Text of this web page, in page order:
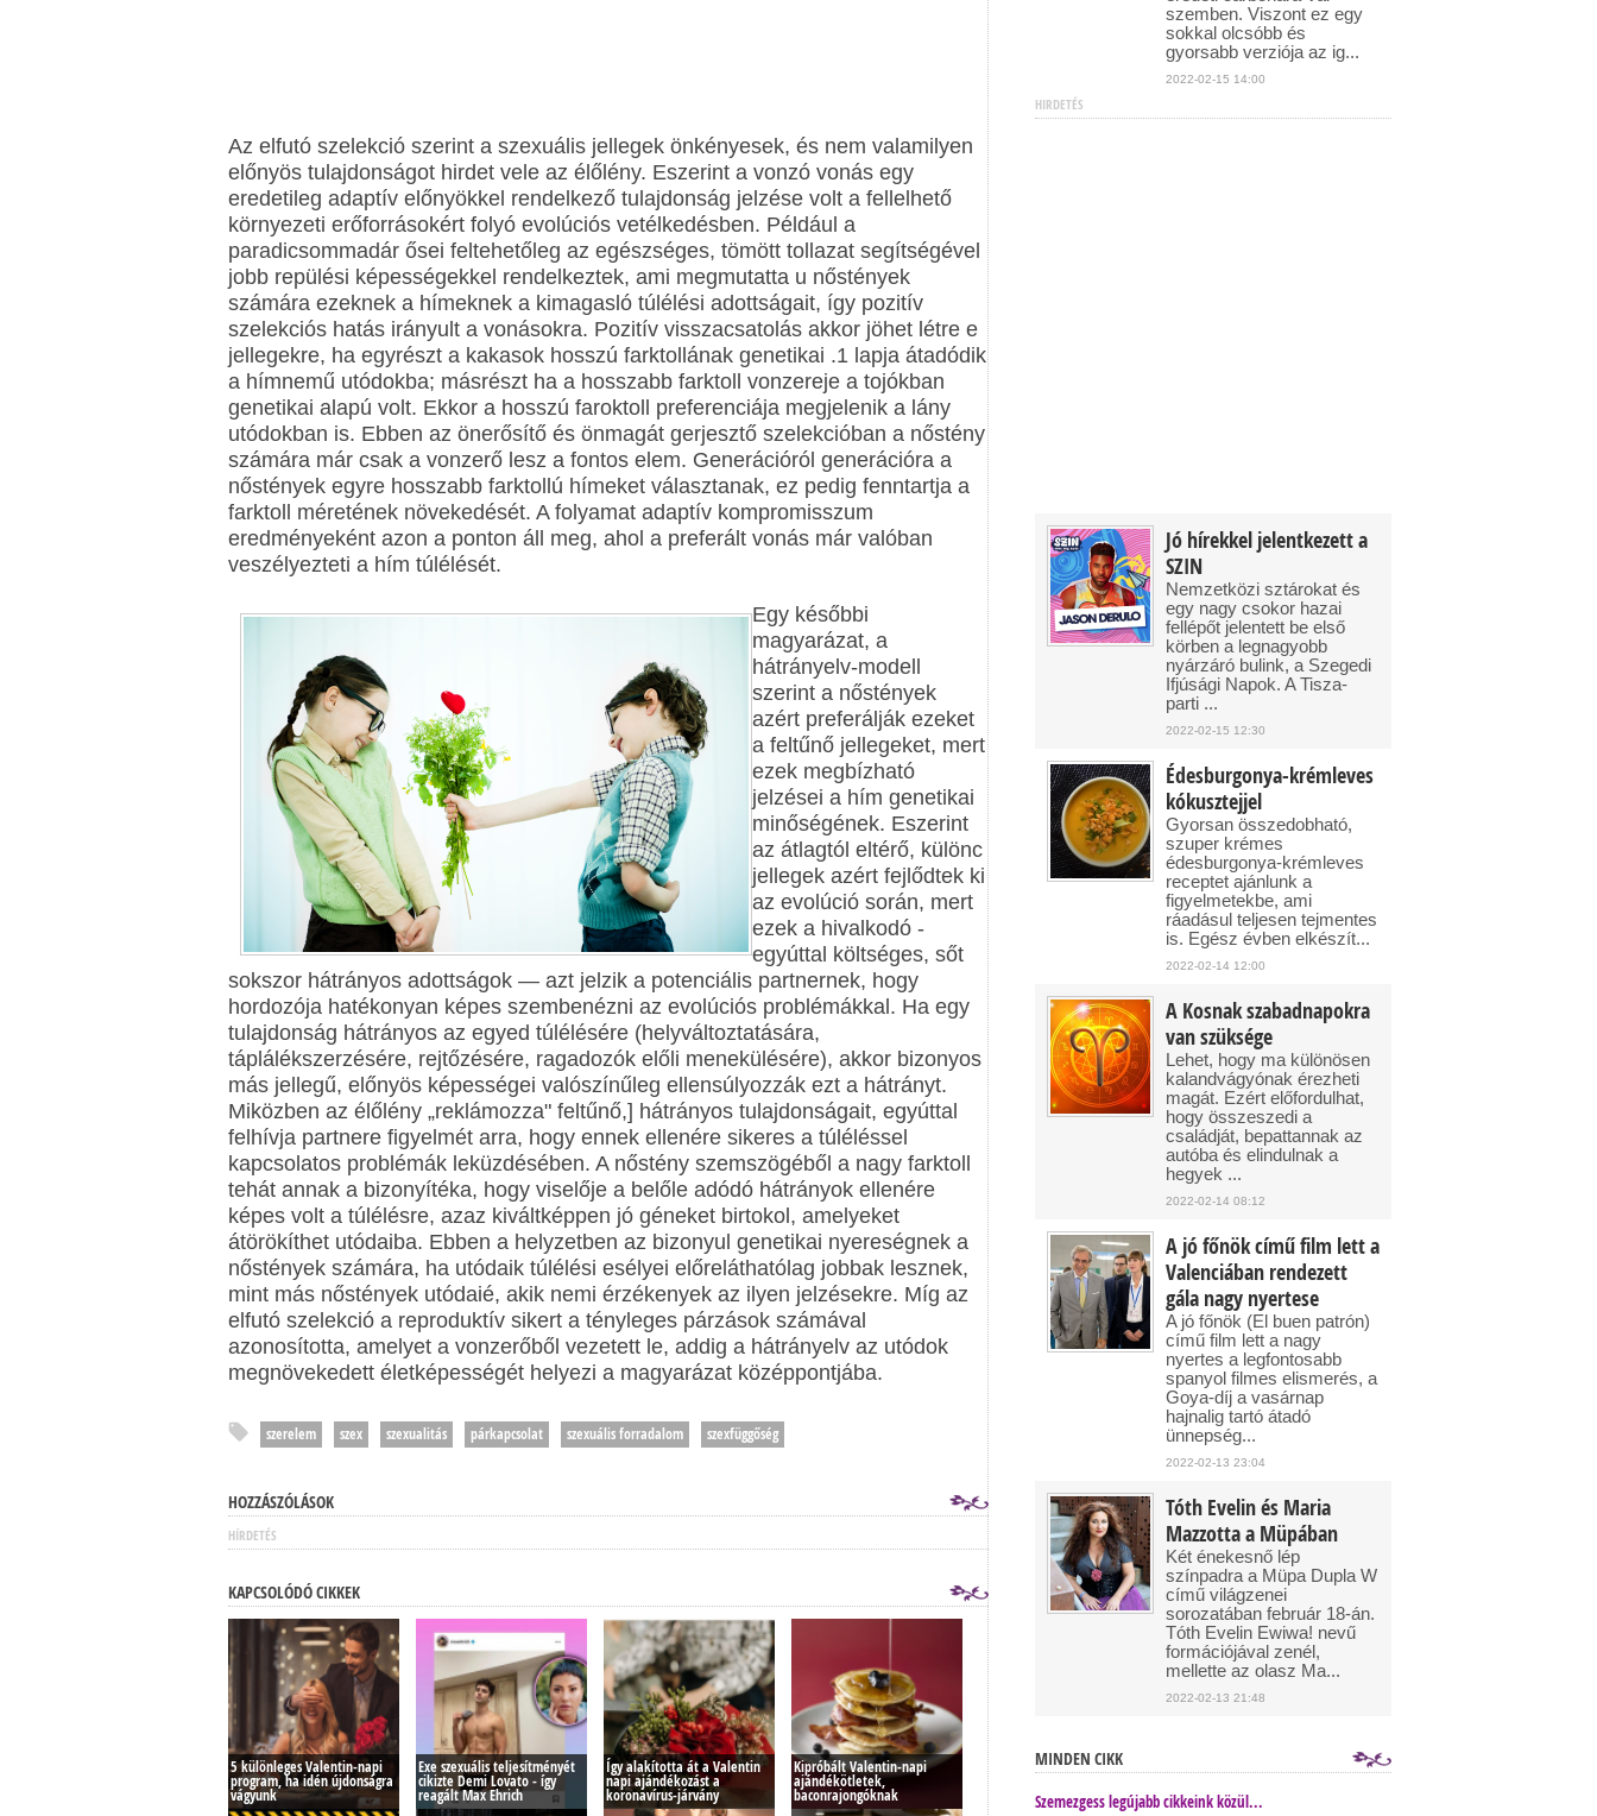
Az elfutó szelekció szerint a szexuális jellegek önkényesek, és nem valamilyen
előnyös tulajdonságot hirdet vele az élőlény. Eszerint a vonzó vonás egy
eredetileg adaptív előnyökkel rendelkező tulajdonság jelzése volt a fellelhető
környezeti erőforrásokért folyó evolúciós vetélkedésben. Például a
paradicsommadár ősei feltehetőleg az egészséges, tömött tollazat segítségével
jobb repülési képességekkel rendelkeztek, ami megmutatta u nőstények
számára ezeknek a hímeknek a kimagasló túlélési adottságait, így pozitív
szelekciós hatás irányult a vonásokra. Pozitív visszacsatolás akkor jöhet létre e
jellegekre, ha egyrészt a kakasok hosszú farktollának genetikai .1 lapja átadódik
a hímnemű utódokba; másrészt ha a hosszabb farktoll vonzereje a tojókban
genetikai alapú volt. Ekkor a hosszú faroktoll preferenciája megjelenik a lány
utódokban is. Ebben az önerősítő és önmagát gerjesztő szelekcióban a nőstény
számára már csak a vonzerő lesz a fontos elem. Generációról generációra a
nőstények egyre hosszabb farktollú hímeket választanak, ez pedig fenntartja a
farktoll méretének növekedését. A folyamat adaptív kompromisszum
eredményeként azon a ponton áll meg, ahol a preferált vonás már valóban
veszélyezteti a hím túlélését.
Egy későbbi
magyarázat, a
hátrányelv-modell
szerint a nőstények
azért preferálják ezeket
a feltűnő jellegeket, mert
ezek megbízható
jelzései a hím genetikai
minőségének. Eszerint
az átlagtól eltérő, különc
jellegek azért fejlődtek ki
az evolúció során, mert
ezek a hivalkodó -
egyúttal költséges, sőt
sokszor hátrányos adottságok — azt jelzik a potenciális partnernek, hogy
hordozója hatékonyan képes szembenézni az evolúciós problémákkal. Ha egy
tulajdonság hátrányos az egyed túlélésére (helyváltoztatására,
táplálékszerzésére, rejtőzésére, ragadozók előli menekülésére), akkor bizonyos
más jellegű, előnyös képességei valószínűleg ellensúlyozzák ezt a hátrányt.
Miközben az élőlény „reklámozza" feltűnő,] hátrányos tulajdonságait, egyúttal
felhívja partnere figyelmét arra, hogy ennek ellenére sikeres a túléléssel
kapcsolatos problémák leküzdésében. A nőstény szemszögéből a nagy farktoll
tehát annak a bizonyítéka, hogy viselője a belőle adódó hátrányok ellenére
képes volt a túlélésre, azaz kiváltképpen jó géneket birtokol, amelyeket
átörökíthet utódaiba. Ebben a helyzetben az bizonyul genetikai nyereségnek a
nőstények számára, ha utódaik túlélési esélyei előreláthatólag jobbak lesznek,
mint más nőstények utódaié, akik nemi érzékenyek az ilyen jelzésekre. Míg az
elfutó szelekció a reproduktív sikert a tényleges párzások számával
azonosította, amelyet a vonzerőből vezetett le, addig a hátrányelv az utódok
megnövekedett életképességét helyezi a magyarázat középpontjába.
szerelem szex szexualitás párkapcsolat szexuális forradalom szexfüggőség
HOZZÁSZÓLÁSOK
HÍRDETÉS
KAPCSOLÓDÓ CIKKEK
5 különleges Valentin-napi
program, ha idén újdonságra
vágyunk
Exe szexuális teljesítményét
cikizte Demi Lovato - így
reagált Max Ehrich
Így alakította át a Valentin
napi ajándékozást a
koronavírus-járvány
Kipróbált Valentin-napi
ajándékötletek,
baconrajongóknak
szemben. Viszont ez egy
sokkal olcsóbb és
gyorsabb verziója az ig...
2022-02-15 14:00
HIRDETÉS
Jó hírekkel jelentkezett a
SZIN
Nemzetközi sztárokat és
egy nagy csokor hazai
fellépőt jelentett be első
körben a legnagyobb
nyárzáró bulink, a Szegedi
Ifjúsági Napok. A Tisza-
parti ...
2022-02-15 12:30
Édesburgonya-krémleves
kókusztejjel
Gyorsan összedobható,
szuper krémes
édesburgonya-krémleves
receptet ajánlunk a
figyelmetekbe, ami
ráadásul teljesen tejmentes
is. Egész évben elkészít...
2022-02-14 12:00
A Kosnak szabadnapokra
van szüksége
Lehet, hogy ma különösen
kalandvágyónak érezheti
magát. Ezért előfordulhat,
hogy összeszedi a
családját, bepattannak az
autóba és elindulnak a
hegyek ...
2022-02-14 08:12
A jó főnök című film lett a
Valenciában rendezett
gála nagy nyertese
A jó főnök (El buen patrón)
című film lett a nagy
nyertes a legfontosabb
spanyol filmes elismerés, a
Goya-díj a vasárnap
hajnalig tartó átadó
ünnepség...
2022-02-13 23:04
Tóth Evelin és Maria
Mazzotta a Müpában
Két énekesnő lép
színpadra a Müpa Dupla W
című világzenei
sorozatában február 18-án.
Tóth Evelin Ewiwa! nevű
formációjával zenél,
mellette az olasz Ma...
2022-02-13 21:48
MINDEN CIKK
Szemezgess legújabb cikkeink közül...